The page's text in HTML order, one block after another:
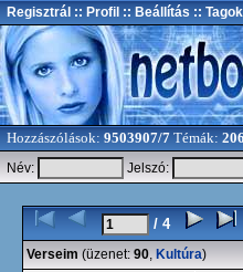
Regisztrál :: Profil :: Beállítás :: Tagok
Hozzászólások: 9503907/7 Témák:
Név:
Jelszó:
/ 4
Verseim (üzenet: 90, Kultúra)